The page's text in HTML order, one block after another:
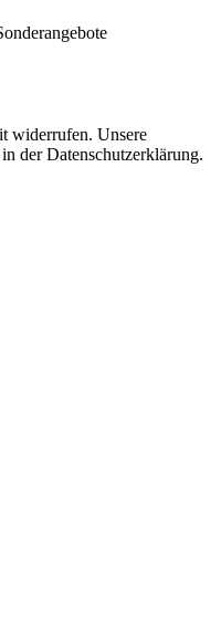
widerrufen. Unsere
der Datenschutzerklärung.